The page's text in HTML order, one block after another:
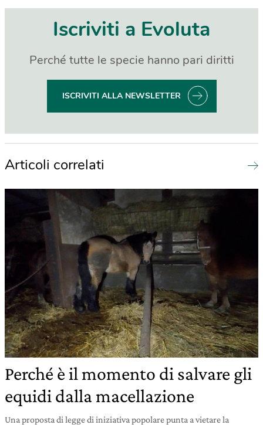
Iscriviti a Evoluta
Perché tutte le specie hanno pari diritti
ISCRIVITI ALLA NEWSLETTER
Articoli correlati
Perché è il momento di salvare gli
equidi dalla macellazione
Una proposta di legge di iniziativa popolare punta a vietare la